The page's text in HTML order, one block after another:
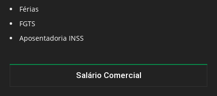
Férias
FGTS
Aposentadoria INSS
Salário Comercial